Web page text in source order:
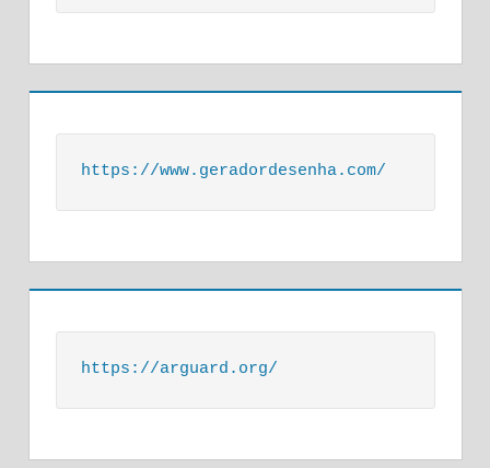
https://www.geradordesenha.com/
https://arguard.org/